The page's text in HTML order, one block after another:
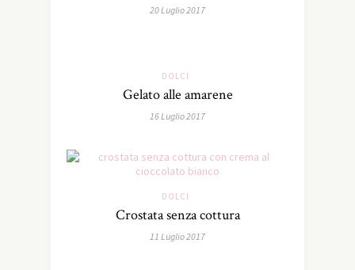
20 Luglio 2017
DOLCI
Gelato alle amarene
16 Luglio 2017
DOLCI
Crostata senza cottura
11 Luglio 2017